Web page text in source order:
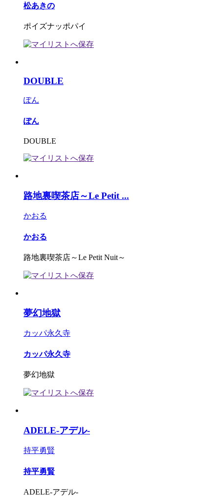
松あきの
ポイズナッポパイ
DOUBLE
ぽん
ぽん
DOUBLE
路地裏喫茶店～Le Petit ...
かおる
かおる
路地裏喫茶店～Le Petit Nuit～
夢幻地獄
カッパ永久寺
カッパ永久寺
夢幻地獄
ADELE-アデル-
持平勇賢
持平勇賢
ADELE-アデル-